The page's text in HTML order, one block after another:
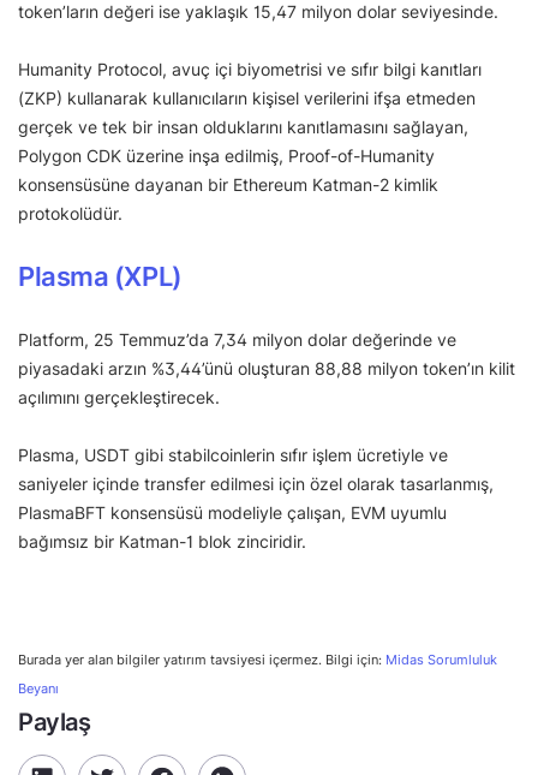
token’ların değeri ise yaklaşık 15,47 milyon dolar seviyesinde.
Humanity Protocol, avuç içi biyometrisi ve sıfır bilgi kanıtları
(ZKP) kullanarak kullanıcıların kişisel verilerini ifşa etmeden
gerçek ve tek bir insan olduklarını kanıtlamasını sağlayan,
Polygon CDK üzerine inşa edilmiş, Proof-of-Humanity
konsensüsüne dayanan bir Ethereum Katman-2 kimlik
protokolüdür.
Plasma (XPL)
Platform, 25 Temmuz’da 7,34 milyon dolar değerinde ve
piyasadaki arzın %3,44’ünü oluşturan 88,88 milyon token’ın kilit
açılımını gerçekleştirecek.
Plasma, USDT gibi stabilcoinlerin sıfır işlem ücretiyle ve
saniyeler içinde transfer edilmesi için özel olarak tasarlanmış,
PlasmaBFT konsensüsü modeliyle çalışan, EVM uyumlu
bağımsız bir Katman-1 blok zinciridir.
Burada yer alan bilgiler yatırım tavsiyesi içermez. Bilgi için: Midas Sorumluluk
Beyanı
Paylaş